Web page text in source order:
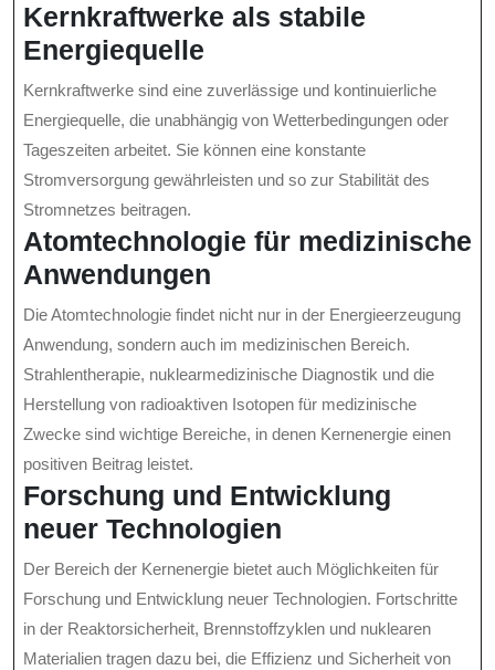
Kernkraftwerke als stabile
Energiequelle
Kernkraftwerke sind eine zuverlässige und kontinuierliche
Energiequelle, die unabhängig von Wetterbedingungen oder
Tageszeiten arbeitet. Sie können eine konstante
Stromversorgung gewährleisten und so zur Stabilität des
Stromnetzes beitragen.
Atomtechnologie für medizinische
Anwendungen
Die Atomtechnologie findet nicht nur in der Energieerzeugung
Anwendung, sondern auch im medizinischen Bereich.
Strahlentherapie, nuklearmedizinische Diagnostik und die
Herstellung von radioaktiven Isotopen für medizinische
Zwecke sind wichtige Bereiche, in denen Kernenergie einen
positiven Beitrag leistet.
Forschung und Entwicklung
neuer Technologien
Der Bereich der Kernenergie bietet auch Möglichkeiten für
Forschung und Entwicklung neuer Technologien. Fortschritte
in der Reaktorsicherheit, Brennstoffzyklen und nuklearen
Materialien tragen dazu bei, die Effizienz und Sicherheit von